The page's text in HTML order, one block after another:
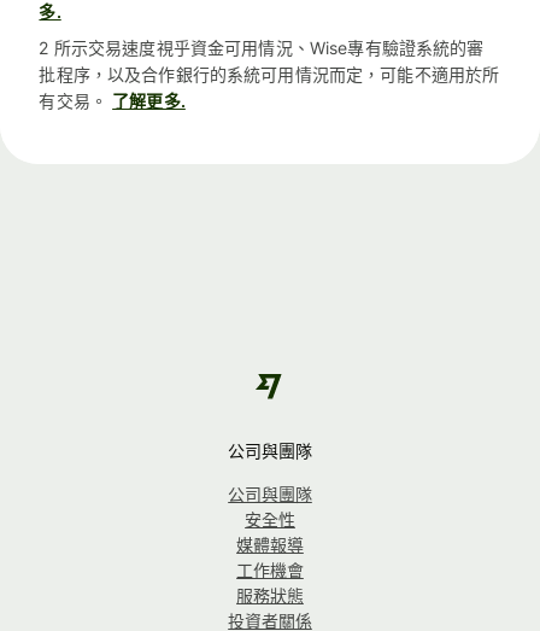
多.
2 所示交易速度視乎資金可用情況、Wise專有驗證系統的審
批程序，以及合作銀行的系統可用情況而定，可能不適用於所
有交易。 了解更多.
公司與團隊
公司與團隊
安全性
媒體報導
工作機會
服務狀態
投資者關係